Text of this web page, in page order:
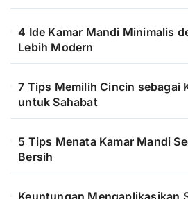
4 Ide Kamar Mandi Minimalis
Lebih Modern
7 Tips Memilih Cincin sebagai
untuk Sahabat
5 Tips Menata Kamar Mandi
Bersih
Keuntungan Mengaplikasikan